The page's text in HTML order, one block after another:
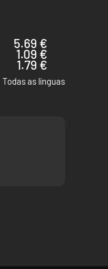
5.69 €
1.09 €
1.79 €
Todas as línguas